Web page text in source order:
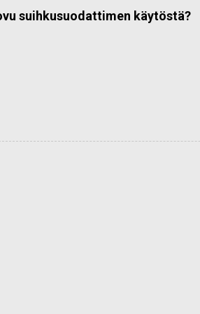
suihkusuodattimen käytöstä?